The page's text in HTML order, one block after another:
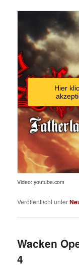
Hier
Video: youtube.com
Veröffentlicht unter
Wacken
4